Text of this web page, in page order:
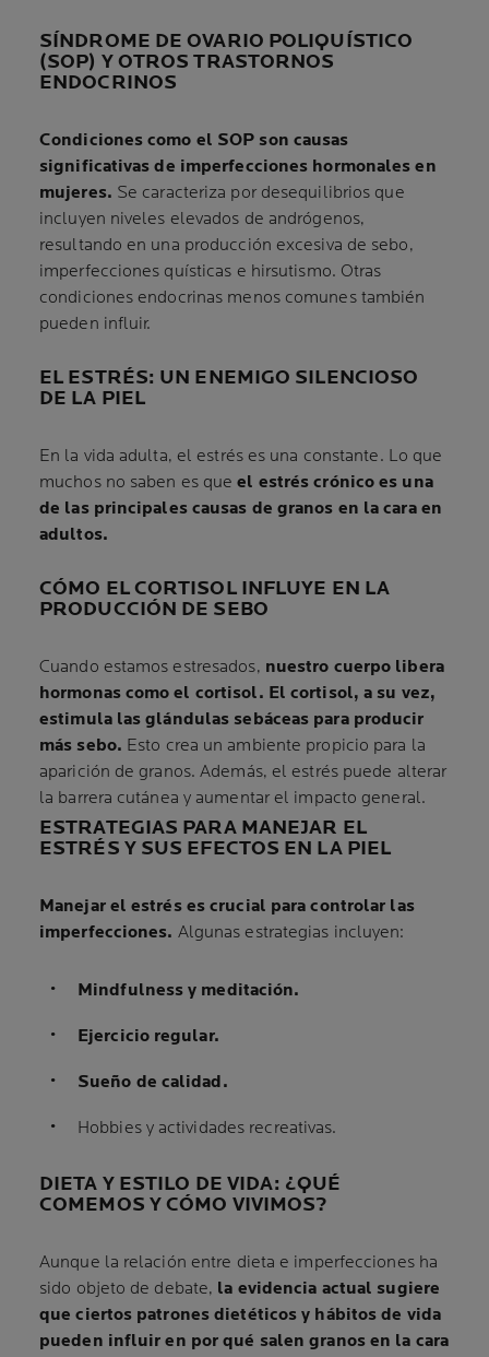
SÍNDROME DE OVARIO POLIQUÍSTICO
(SOP) Y OTROS TRASTORNOS
ENDOCRINOS
Condiciones como el SOP son causas
significativas de imperfecciones hormonales en
mujeres. Se caracteriza por desequilibrios que
incluyen niveles elevados de andrógenos,
resultando en una producción excesiva de sebo,
imperfecciones quísticas e hirsutismo. Otras
condiciones endocrinas menos comunes también
pueden influir.
EL ESTRÉS: UN ENEMIGO SILENCIOSO
DE LA PIEL
En la vida adulta, el estrés es una constante. Lo que
muchos no saben es queel estrés crónico es una
de las principales causas de granos en la cara en
adultos.
CÓMO EL CORTISOL INFLUYE EN LA
PRODUCCIÓN DE SEBO
Cuando estamos estresados, nuestro cuerpo libera
hormonas como el cortisol. El cortisol, a su vez,
estimula las glándulas sebáceas para producir
más sebo. Esto crea un ambiente propicio para la
aparición de granos. Además, el estrés puede alterar
la barrera cutánea y aumentar el impacto general.
ESTRATEGIAS PARA MANEJAR EL
ESTRÉS Y SUS EFECTOS EN LA PIEL
Manejar el estrés es crucial para controlar las
imperfecciones. Algunas estrategias incluyen:
Mindfulness y meditación.
Ejercicio regular.
Sueño de calidad.
Hobbies y actividades recreativas.
DIETA Y ESTILO DE VIDA: ¿QUÉ
COMEMOS Y CÓMO VIVIMOS?
Aunque la relación entre dieta e imperfecciones ha
sido objeto de debate, la evidencia actual sugiere
que ciertos patrones dietéticos y hábitos de vida
pueden influir en por qué salen granos en la cara